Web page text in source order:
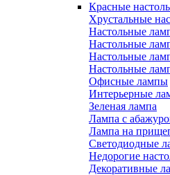
Красные
Хрустальные
Настольные
Настольные
Настольные
Настольные
Офисные лампы
Интерьерные
Зеленая лампа
Лампа с
Лампа на
Светодиодные
Недорогие
Декоративные